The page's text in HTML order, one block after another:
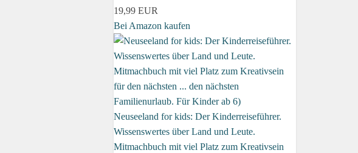
19,99 EUR
Bei Amazon kaufen
Neuseeland for kids: Der Kinderreiseführer.
Wissenswertes über Land und Leute.
Mitmachbuch mit viel Platz zum Kreativsein